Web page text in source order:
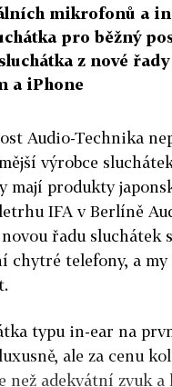
mikrofonů a
pro běžný
z nové
a iPhone
Audio-Technika
výrobce
mají produkty
IFA v Berlíně
řadu sluchátek
chytré telefony, a
typu in-ear na
ale za cenu
než adekvátní zvuk a